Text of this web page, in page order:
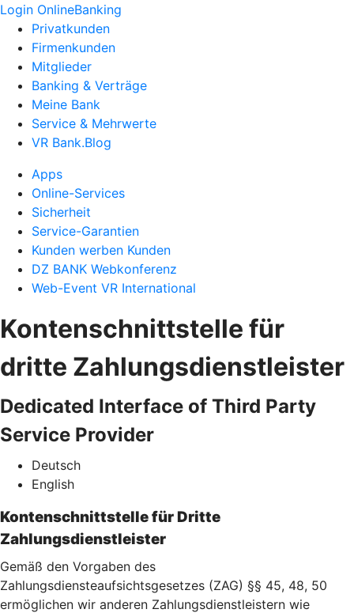
Login OnlineBanking
Privatkunden
Firmenkunden
Mitglieder
Banking & Verträge
Meine Bank
Service & Mehrwerte
VR Bank.Blog
Apps
Online-Services
Sicherheit
Service-Garantien
Kunden werben Kunden
DZ BANK Webkonferenz
Web-Event VR International
Kontenschnittstelle für
dritte Zahlungsdienstleister
Dedicated Interface of Third Party
Service Provider
Deutsch
English
Kontenschnittstelle für Dritte
Zahlungsdienstleister
Gemäß den Vorgaben des
Zahlungsdiensteaufsichtsgesetzes (ZAG) §§ 45, 48, 50
ermöglichen wir anderen Zahlungsdienstleistern wie